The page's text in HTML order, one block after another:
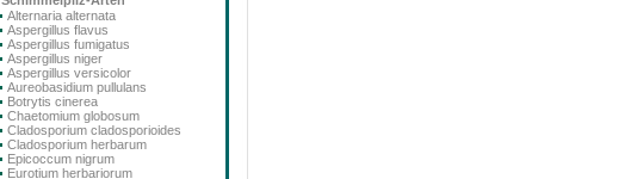
Alternaria alternata
Aspergillus flavus
Aspergillus fumigatus
Aspergillus niger
Aspergillus versicolor
Aureobasidium pullulans
Botrytis cinerea
Chaetomium globosum
Cladosporium cladosporioides
Cladosporium herbarum
Epicoccum nigrum
Eurotium herbariorum